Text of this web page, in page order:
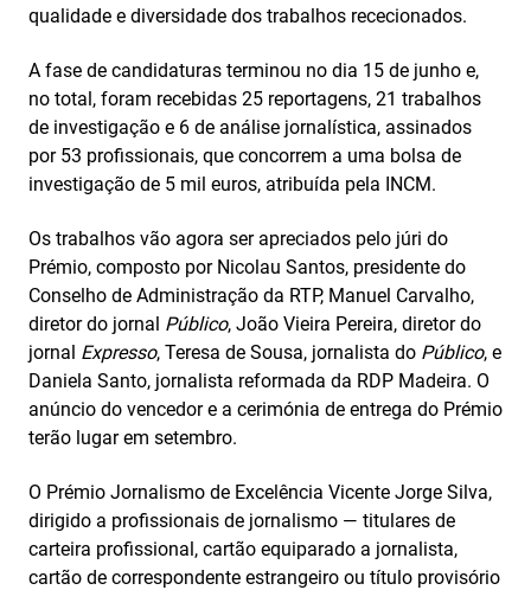
qualidade e diversidade dos trabalhos rececionados.
A fase de candidaturas terminou no dia 15 de junho e,
no total, foram recebidas 25 reportagens, 21 trabalhos
de investigação e 6 de análise jornalística, assinados
por 53 profissionais, que concorrem a uma bolsa de
investigação de 5 mil euros, atribuída pela INCM.
Os trabalhos vão agora ser apreciados pelo júri do
Prémio, composto por Nicolau Santos, presidente do
Conselho de Administração da RTP, Manuel Carvalho,
diretor do jornal Público, João Vieira Pereira, diretor do
jornal Expresso, Teresa de Sousa, jornalista do Público, e
Daniela Santo, jornalista reformada da RDP Madeira. O
anúncio do vencedor e a cerimónia de entrega do Prémio
terão lugar em setembro.
O Prémio Jornalismo de Excelência Vicente Jorge Silva,
dirigido a profissionais de jornalismo — titulares de
carteira profissional, cartão equiparado a jornalista,
cartão de correspondente estrangeiro ou título provisório